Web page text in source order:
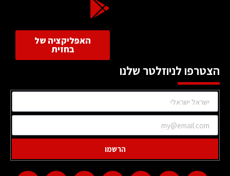
האפליקציה של
בחזית
הצטרפו לניוזלטר שלנו
הרשמו